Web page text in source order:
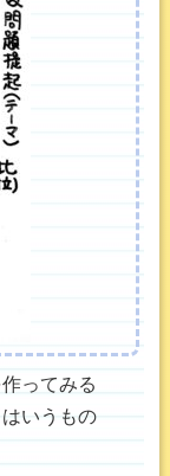
ってみる
いうもの